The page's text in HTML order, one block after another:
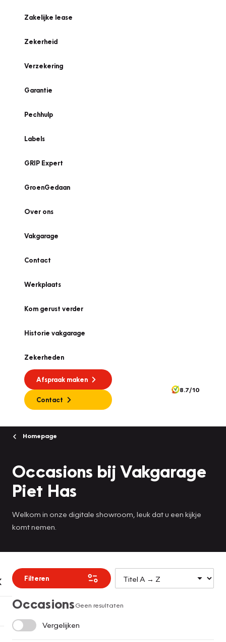
Zakelijke lease
Zekerheid
Verzekering
Garantie
Pechhulp
Labels
GRIP Expert
GroenGedaan
Over ons
Vakgarage
Contact
Werkplaats
Kom gerust verder
Historie vakgarage
Zekerheden
Afspraak maken
Contact
8.7/10
Homepage
Occasions bij Vakgarage
Piet Has
Welkom in onze digitale showroom, leuk dat u een kijkje
komt nemen.
Filteren
OccasionsGeen resultaten
Vergelijken